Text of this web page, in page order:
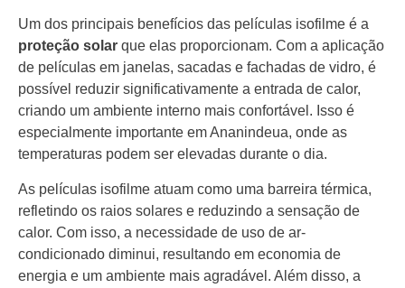
Um dos principais benefícios das películas isofilme é a
proteção solar que elas proporcionam. Com a aplicação
de películas em janelas, sacadas e fachadas de vidro, é
possível reduzir significativamente a entrada de calor,
criando um ambiente interno mais confortável. Isso é
especialmente importante em Ananindeua, onde as
temperaturas podem ser elevadas durante o dia.
As películas isofilme atuam como uma barreira térmica,
refletindo os raios solares e reduzindo a sensação de
calor. Com isso, a necessidade de uso de ar-
condicionado diminui, resultando em economia de
energia e um ambiente mais agradável. Além disso, a